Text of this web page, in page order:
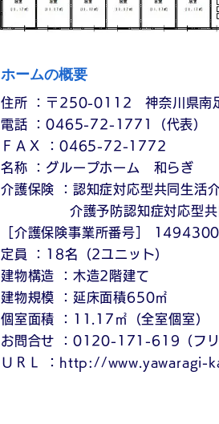
ホームの概要
住所 ：〒250-0112 神奈川県南
電話 ：0465-72-1771（代表）
ＦＡＸ ：0465-72-1772
名称 ：グループホーム 和らぎ
介護保険 ：認知症対応型共同生活
介護予防認知症対応型共同
［介護保険事業所番号］
定員 ：18名（2ユニット）
建物構造 ：木造2階建て
建物規模 ：延床面積650㎡
個室面積 ：11.17㎡（全室個室）
お問合せ ：0120-171-619（フリ
ＵＲＬ ：
http://www.yawaragi-